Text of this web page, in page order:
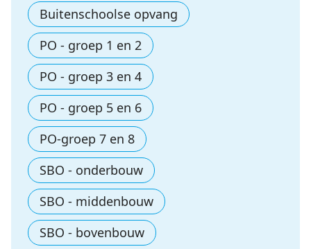
Buitenschoolse opvang
PO - groep 1 en 2
PO - groep 3 en 4
PO - groep 5 en 6
PO-groep 7 en 8
SBO - onderbouw
SBO - middenbouw
SBO - bovenbouw